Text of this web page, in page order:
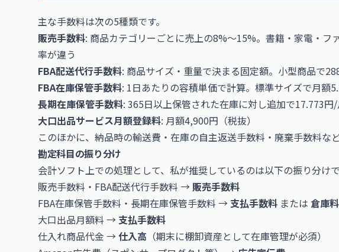
主な手数料は次の5種類です。
販売手数料: 商品カテゴリーごとに売上の8%〜15%。書籍・家電・フ
率が違う
FBA配送代行手数料: 商品サイズ・重量で決まる固定額。小型商品で
FBA在庫保管手数料: 1日あたりの容積単価で計算。標準サイズで月額
長期在庫保管手数料: 365日以上保管された在庫に対し追加で17.773円
大口出品サービス月額登録料: 月額4,900円（税抜）
このほかに、納品時の輸送費・在庫の自主返送手数料・廃棄手数料な
勘定科目の振り分け
会計ソフト上での処理として、私が推奨しているのは以下の振り分けで
販売手数料・FBA配送代行手数料 → 販売手数料
FBA在庫保管手数料・長期在庫保管手数料 →支払手数料 または 倉庫料
大口出品月額料 →支払手数料
仕入れ商品代金 →仕入高 （期末に棚卸資産として在庫管理が必須）